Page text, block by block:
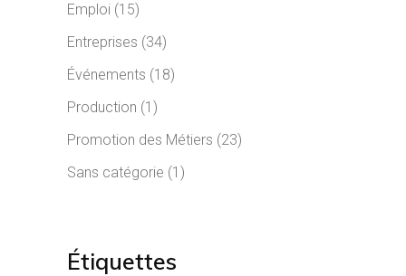
Emploi (15)
Entreprises (34)
Événements (18)
Production (1)
Promotion des Métiers (23)
Sans catégorie (1)
Étiquettes